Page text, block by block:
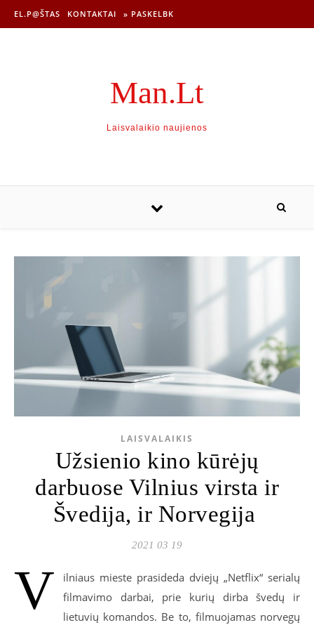
EL.P@ŠTAS KONTAKTAI » PASKELBK
Man.Lt
Laisvalaikio naujienos
LAISVALAIKIS
Užsienio kino kūrėjų
darbuose Vilnius virsta ir
Švedija, ir Norvegija
2021 03 19
V
ilniaus mieste prasideda dviejų „Netflix“ serialų
filmavimo darbai, prie kurių dirba švedų ir
lietuvių komandos. Be to, filmuojamas norvegų